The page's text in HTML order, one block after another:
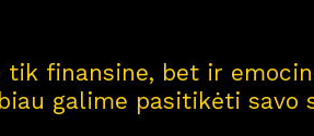
finansine, bet ir
galime pasitikėti savo